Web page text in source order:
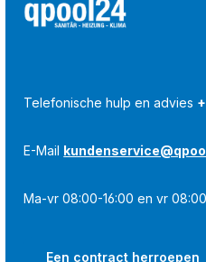
Telefonische hulp en advies
E-Mail
Ma-vr 08:00-16:00 en vr
Een contract herroepen